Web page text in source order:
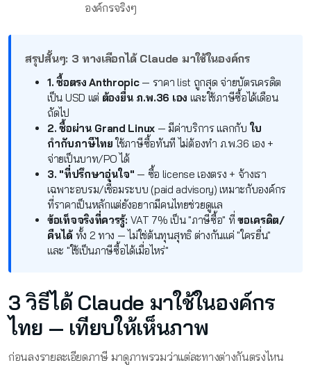
องค์กรจริงๆ
สรุปสั้นๆ: 3 ทางเลือกได้ Claude มาใช้ในองค์กร
1. ซื้อตรง Anthropic— ราคา list ถูกสุด จ่ายบัตรเครดิต
เป็น USD แต่ ต้องยื่น ภ.พ.36 เอง และใช้ภาษีซื้อได้เดือน
ถัดไป
2. ซื้อผ่าน Grand Linux — มีค่าบริการ แลกกับ ใบ
กำกับภาษีไทยใช้ภาษีซื้อทันที ไม่ต้องทำ ภ.พ.36 เอง +
จ่ายเป็นบาท/PO ได้
3. "ที่ปรึกษาอุ่นใจ" — ซื้อ license เองตรง + จ้างเรา
เฉพาะอบรม/เชื่อมระบบ (paid advisory) เหมาะกับองค์กร
ที่ราคาเป็นหลักแต่ยังอยากมีคนไทยช่วยดูแล
ข้อเท็จจริงที่ควรรู้: VAT 7% เป็น "ภาษีซื้อ" ที่ขอเครดิต/
คืนได้ทั้ง 2 ทาง — ไม่ใช่ต้นทุนสุทธิ ต่างกันแค่ "ใครยื่น"
และ "ใช้เป็นภาษีซื้อได้เมื่อไหร่"
3 วิธีได้ Claude มาใช้ในองค์กร
ไทย — เทียบให้เห็นภาพ
ก่อนลงรายละเอียดภาษี มาดูภาพรวมว่าแต่ละทางต่างกันตรงไหน